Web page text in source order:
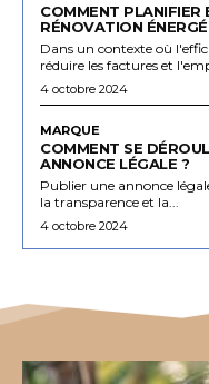
COMMENT PLANIFIER
RÉNOVATION
Dans un contexte où
réduire les factures et
4 octobre 2024
MARQUE
COMMENT SE
ANNONCE LÉGALE ?
Publier une annonce
la transparence et la...
4 octobre 2024